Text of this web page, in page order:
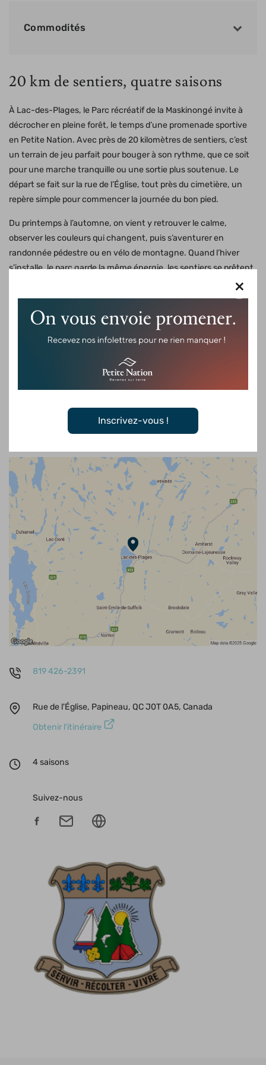
×
Inscrivez-vous !
Commodités
20 km de sentiers, quatre saisons
À Lac-des-Plages, le Parc récréatif de la Maskinongé invite à
décrocher en pleine forêt, le temps d’une promenade sportive
en Petite Nation. Avec près de 20 kilomètres de sentiers, c’est
un terrain de jeu parfait pour bouger à son rythme, que ce soit
pour une marche tranquille ou une sortie plus soutenue. Le
départ se fait sur la rue de l’Église, tout près du cimetière, un
repère simple pour commencer la journée du bon pied.
Du printemps à l’automne, on vient y retrouver le calme,
observer les couleurs qui changent, puis s’aventurer en
randonnée pédestre ou en vélo de montagne. Quand l’hiver
s’installe, le parc garde la même énergie, les sentiers se prêtent
ambiance franchement dépaysante.
Les chiens sont admis, et l’accès est annoncé comme gratuit,
ce qui en fait une belle option pour une sortie spontanée, en
exactement ce que ce parc fait de mieux.
819 426-2391
Rue de l'Église, Papineau, QC J0T 0A5, Canada
Obtenir l'itinéraire
4 saisons
Suivez-nous